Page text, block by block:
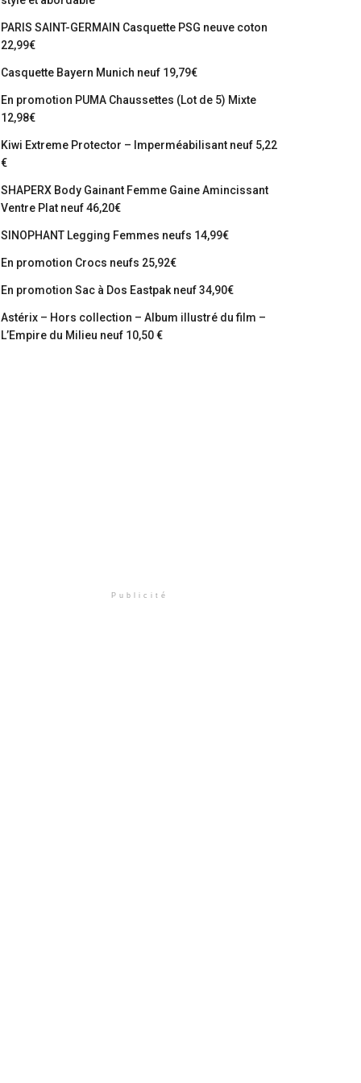
PARIS SAINT-GERMAIN Casquette PSG neuve coton
22,99€
Casquette Bayern Munich neuf 19,79€
En promotion PUMA Chaussettes (Lot de 5) Mixte
12,98€
Kiwi Extreme Protector – Imperméabilisant neuf 5,22
€
SHAPERX Body Gainant Femme Gaine Amincissant
Ventre Plat neuf 46,20€
SINOPHANT Legging Femmes neufs 14,99€
En promotion Crocs neufs 25,92€
En promotion Sac à Dos Eastpak neuf 34,90€
Astérix – Hors collection – Album illustré du film –
L’Empire du Milieu neuf 10,50 €
Publicité